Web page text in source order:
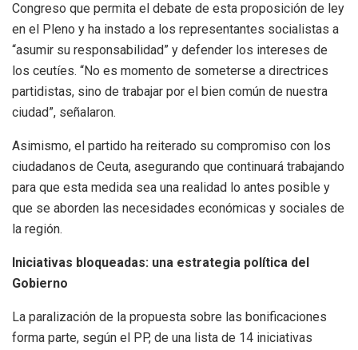
Congreso que permita el debate de esta proposición de ley
en el Pleno y ha instado a los representantes socialistas a
“asumir su responsabilidad” y defender los intereses de
los ceutíes. “No es momento de someterse a directrices
partidistas, sino de trabajar por el bien común de nuestra
ciudad”, señalaron.
Asimismo, el partido ha reiterado su compromiso con los
ciudadanos de Ceuta, asegurando que continuará trabajando
para que esta medida sea una realidad lo antes posible y
que se aborden las necesidades económicas y sociales de
la región.
Iniciativas bloqueadas: una estrategia política del
Gobierno
La paralización de la propuesta sobre las bonificaciones
forma parte, según el PP, de una lista de 14 iniciativas